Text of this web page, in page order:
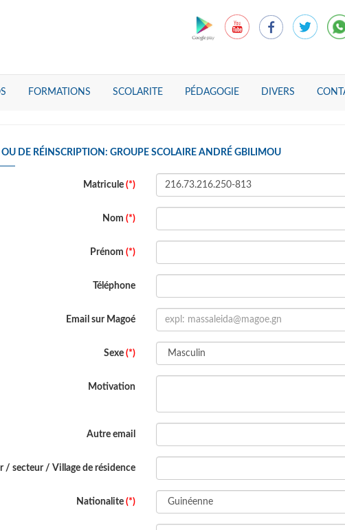
FORMATIONS SCOLARITE PÉDAGOGIE DIVERS
DE RÉINSCRIPTION: GROUPE SCOLAIRE ANDRÉ GBILIMOU
Matricule (*)
Nom (*)
Prénom (*)
Téléphone
Email sur Magoé
Sexe (*)
Motivation
Autre email
/ secteur / Village de résidence
Nationalite (*)